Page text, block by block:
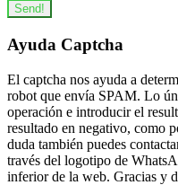
Send!
Ayuda Captcha
El captcha nos ayuda a
robot que envía SPAM. Lo
operación e introducir el
resultado en negativo, como
duda también puedes
través del logotipo de
inferior de la web. Gracias y